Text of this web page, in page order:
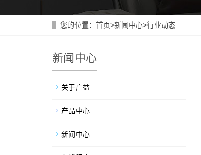
您的位置： 首页>新闻中心>行业动态
新闻中心
关于广益
产品中心
新闻中心